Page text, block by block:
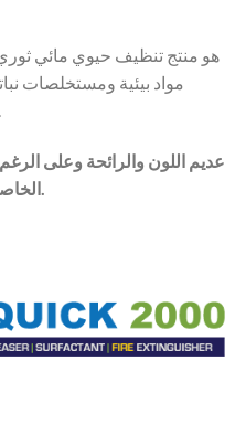
مواد بيئية ومستخلصات
الخاصة لا يشكل أي مخاطر صحية خاصة.